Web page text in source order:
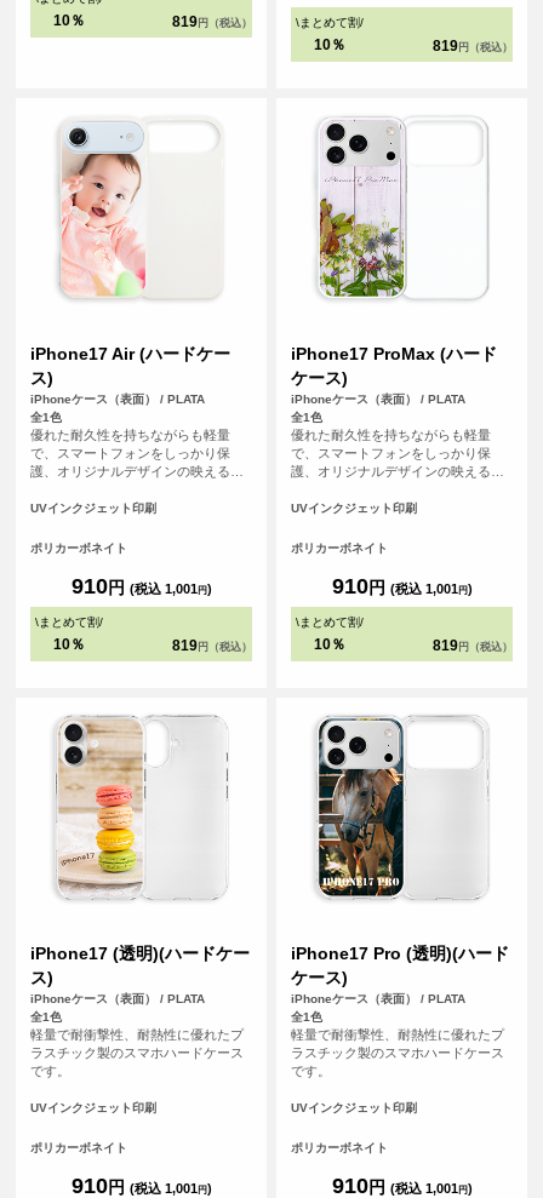
10％ 819 円（税込） \まとめて割/
10％ 819 円（税込）
iPhone17 Air (ハードケー
ス)
iPhoneケース（表面） / PLATA
全1色
優れた耐久性を持ちながらも軽量
で、スマートフォンをしっかり保
護、オリジナルデザインの映えるオ
す。
UVインクジェット印刷
ポリカーボネイト
910円 (税込 1,001円)
\まとめて割/
10％ 819 円（税込）
iPhone17 ProMax (ハード
ケース)
iPhoneケース（表面） / PLATA
全1色
優れた耐久性を持ちながらも軽量
で、スマートフォンをしっかり保
護、オリジナルデザインの映えるオ
す。
UVインクジェット印刷
ポリカーボネイト
910円 (税込 1,001円)
\まとめて割/
10％ 819 円（税込）
iPhone17 (透明)(ハードケー
ス)
iPhoneケース（表面） / PLATA
全1色
軽量で耐衝撃性、耐熱性に優れたプ
ラスチック製のスマホハードケース
です。
UVインクジェット印刷
ポリカーボネイト
910円 (税込 1,001円)
iPhone17 Pro (透明)(ハード
ケース)
iPhoneケース（表面） / PLATA
全1色
軽量で耐衝撃性、耐熱性に優れたプ
ラスチック製のスマホハードケース
です。
UVインクジェット印刷
ポリカーボネイト
910円 (税込 1,001円)